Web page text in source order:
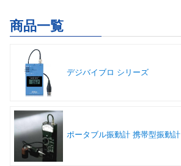
商品一覧
デジバイブロ シリーズ
ポータブル振動計 携帯型振動計